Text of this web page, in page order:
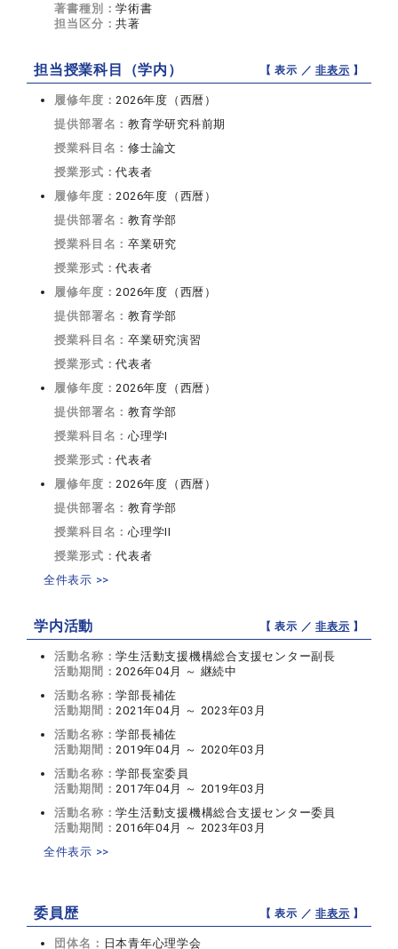
著書種別：学術書
担当区分：共著
担当授業科目（学内） 【 表示 ／非表示 】
履修年度： 2026年度（西暦）
提供部署名：教育学研究科前期
授業科目名：修士論文
授業形式：代表者
履修年度： 2026年度（西暦）
提供部署名：教育学部
授業科目名：卒業研究
授業形式：代表者
履修年度： 2026年度（西暦）
提供部署名：教育学部
授業科目名：卒業研究演習
授業形式：代表者
履修年度： 2026年度（西暦）
提供部署名：教育学部
授業科目名：心理学I
授業形式：代表者
履修年度： 2026年度（西暦）
提供部署名：教育学部
授業科目名：心理学II
授業形式：代表者
全件表示 >>
学内活動 【 表示 ／非表示 】
活動名称：学生活動支援機構総合支援センター副長
活動期間： 2026年04月 ～ 継続中
活動名称：学部長補佐
活動期間： 2021年04月 ～ 2023年03月
活動名称：学部長補佐
活動期間： 2019年04月 ～ 2020年03月
活動名称：学部長室委員
活動期間： 2017年04月 ～ 2019年03月
活動名称：学生活動支援機構総合支援センター委員
活動期間： 2016年04月 ～ 2023年03月
全件表示 >>
委員歴 【 表示 ／非表示 】
団体名： 日本青年心理学会